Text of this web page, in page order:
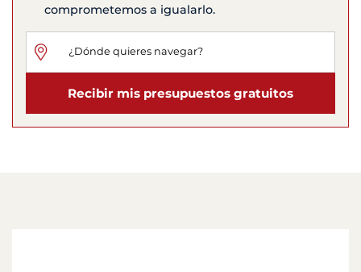
comprometemos a igualarlo.
Recibir mis presupuestos gratuitos